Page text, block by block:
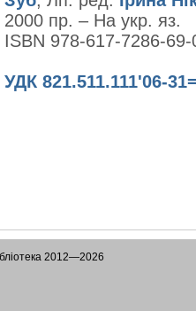
2000 пр. – На укр. яз.
ISBN 978-617-7286-69-
УДК 821.511.111'06-
2012—2026